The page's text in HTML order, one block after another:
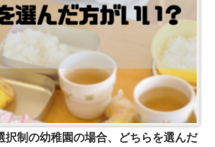
択制の幼稚園の場合、どちらを選んだ